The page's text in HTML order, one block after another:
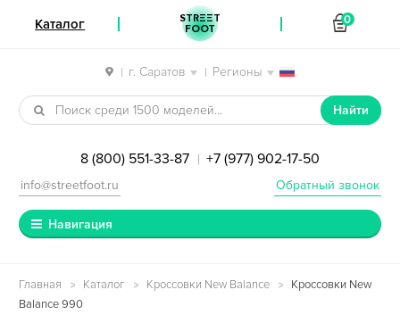
| г. Саратов | Регионы
Перейти к навигации
Перейти к содержимому
Найти
8 (800) 551-33-87 | +7 (977) 902-17-50
Обратный звонок
info@streetfoot.ru
Навигация
Главная Каталог Кроссовки New Balance
Кроссовки New
Balance 990
Каталог STREET
FOOT
0